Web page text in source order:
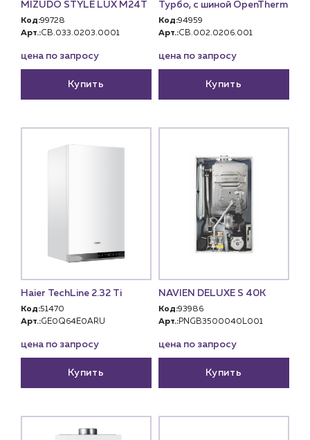
MIZUDO STYLE LUX M24Т
Код:99728
Арт.:CB.033.0203.0001
цена по запросу
Купить
Турбо, с шиной OpenTherm
Код:94959
Арт.:CB.002.0206.001
цена по запросу
Купить
Haier TechLine 2.32 Ti
Код:51470
Арт.:GE0Q64E0ARU
цена по запросу
Купить
NAVIEN DELUXE S 40K
Код:93986
Арт.:PNGB3500040L001
цена по запросу
Купить